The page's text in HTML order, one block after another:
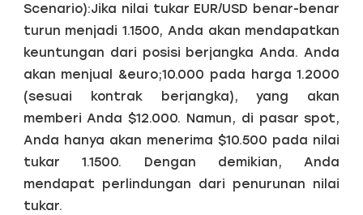
Scenario):Jika nilai tukar EUR/USD benar-benar
turun menjadi 1.1500, Anda akan mendapatkan
keuntungan dari posisi berjangka Anda. Anda
akan menjual &euro;10.000 pada harga 1.2000
(sesuai kontrak berjangka), yang akan
memberi Anda $12.000. Namun, di pasar spot,
Anda hanya akan menerima $10.500 pada nilai
tukar 1.1500. Dengan demikian, Anda
mendapat perlindungan dari penurunan nilai
tukar.